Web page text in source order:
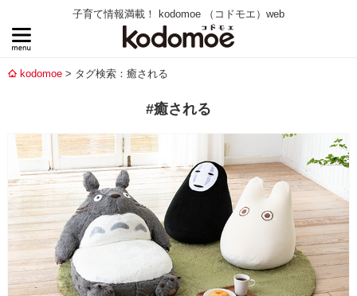
子育て情報満載！ kodomoe （コドモエ）web
kodomoe タグ検索：癒される
#癒される